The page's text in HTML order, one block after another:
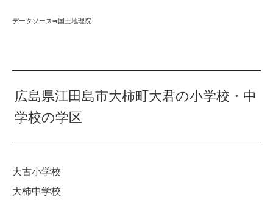
データソース➡︎国土地理院
広島県江田島市大柿町大君の小学校・中
学校の学区
大古小学校
大柿中学校